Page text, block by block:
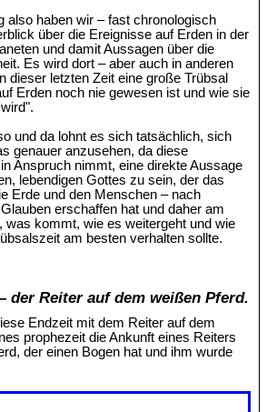
also haben wir – fast chronologisch
über die Ereignisse auf Erden in der
und damit Aussagen über die
Es wird dort – aber auch in anderen
dieser letzten Zeit eine große Trübsal
Erden noch nie gewesen ist und wie sie
und da lohnt es sich tatsächlich, sich
genauer anzusehen, da diese
Anspruch nimmt, eine direkte Aussage
lebendigen Gottes zu sein, der das
Erde und den Menschen – nach
erschaffen hat und daher am
was kommt, wie es weitergeht und wie
am besten verhalten sollte.
der Reiter auf dem weißen Pferd.
Endzeit mit dem Reiter auf dem
prophezeit die Ankunft eines Reiters
der einen Bogen hat und ihm wurde